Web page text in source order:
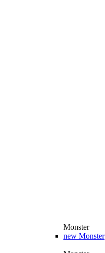
Monster
new Monster